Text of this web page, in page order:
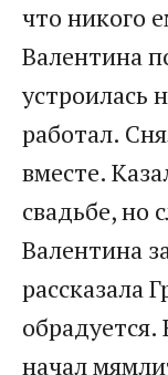
что никого
Валентина
устроилась
работал.
вместе.
свадьбе, но
Валентина
рассказала
начал